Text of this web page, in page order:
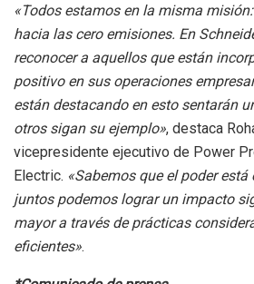
«Todos estamos en la misma
hacia las cero emisiones. En
reconocer a aquellos que están
positivo en sus operaciones
están destacando en esto sentarán
otros sigan su ejemplo», destaca
vicepresidente ejecutivo de Power
Electric. «Sabemos que el poder
juntos podemos lograr un impacto
mayor a través de prácticas
eficientes».